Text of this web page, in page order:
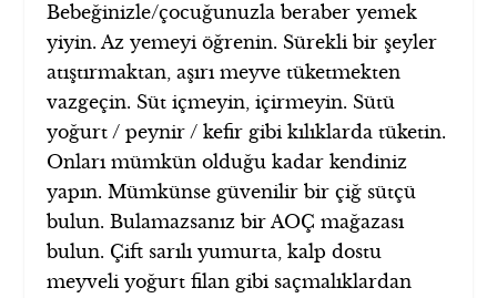
Bebeğinizle/çocuğunuzla beraber yemek
yiyin. Az yemeyi öğrenin. Sürekli bir şeyler
atıştırmaktan, aşırı meyve tüketmekten
vazgeçin. Süt içmeyin, içirmeyin. Sütü
yoğurt / peynir / kefir gibi kılıklarda tüketin.
Onları mümkün olduğu kadar kendiniz
yapın. Mümkünse güvenilir bir çiğ sütçü
bulun. Bulamazsanız bir AOÇ mağazası
bulun. Çift sarılı yumurta, kalp dostu
meyveli yoğurt filan gibi saçmalıklardan